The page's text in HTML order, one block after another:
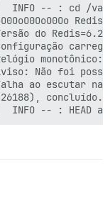
INFO -- : cd /
Redis
do
monotônico:
Não foi
ao escutar
concluído.